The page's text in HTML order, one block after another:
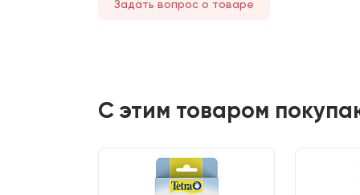
Задать вопрос о товаре
С этим товаром